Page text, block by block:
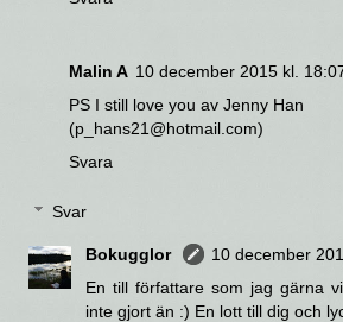
Malin A 10 december 2015 kl.
PS I still love you av Jenny Han
(p_hans21@hotmail.com)
Svara
Svar
Bokugglor
10 december
En till författare som jag gärna
inte gjort än :) En lott till dig och